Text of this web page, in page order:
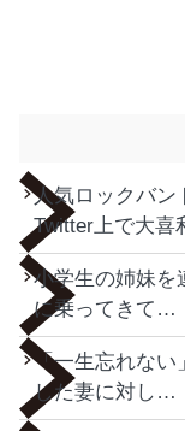
人気ロックバン
Twitter上で大喜
小学生の姉妹を
に乗ってきて…
「一生忘れない
した妻に対し…